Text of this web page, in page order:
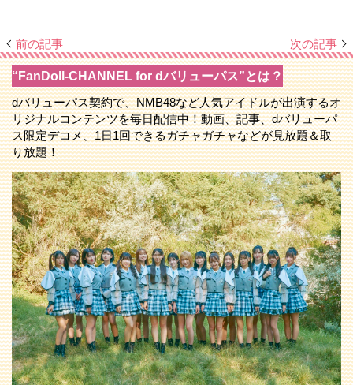
前の記事 次の記事
“FanDoll-CHANNEL for dバリューパス”とは？
dバリューパス契約で、NMB48など人気アイドルが出演するオ
リジナルコンテンツを毎日配信中！動画、記事、dバリューパ
ス限定デコメ、1日1回できるガチャガチャなどが見放題＆取
り放題！